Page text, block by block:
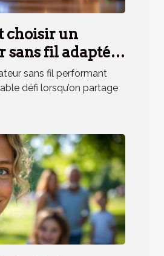
choisir un
sans fil adapté
des ménages
?
sans fil performant
défi lorsqu’on partage